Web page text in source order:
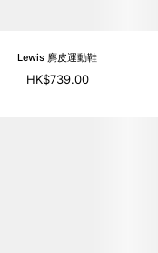
Lewis 麂皮運動鞋
HK$739.00